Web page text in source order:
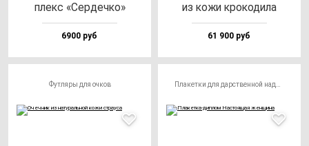
плекс «Сер­деч­ко»
6900 руб
из ко­жи кро­ко­ди­ла
61 900 руб
Футляры для очков